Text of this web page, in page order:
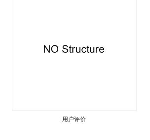
用户评价